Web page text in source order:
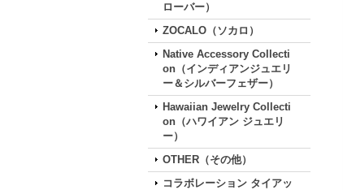
ローバー）
ZOCALO（ソカロ）
Native Accessory Collecti
on（インディアンジュエリ
ー＆シルバーフェザー）
Hawaiian Jewelry Collecti
on（ハワイアン ジュエリ
ー）
OTHER（その他）
コラボレーション タイアッ